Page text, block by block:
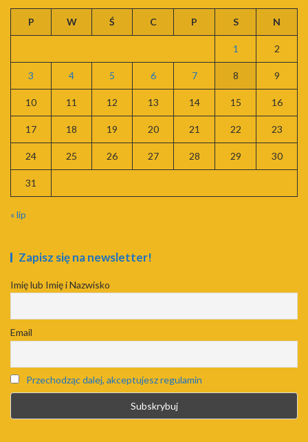
P W Ś C P S N
1 2
3 4 5 6 7 8 9
10 11 12 13 14 15 16
17 18 19 20 21 22 23
24 25 26 27 28 29 30
31
« lip
Zapisz się na newsletter!
Imię lub Imię i Nazwisko
Email
Przechodząc dalej, akceptujesz regulamin